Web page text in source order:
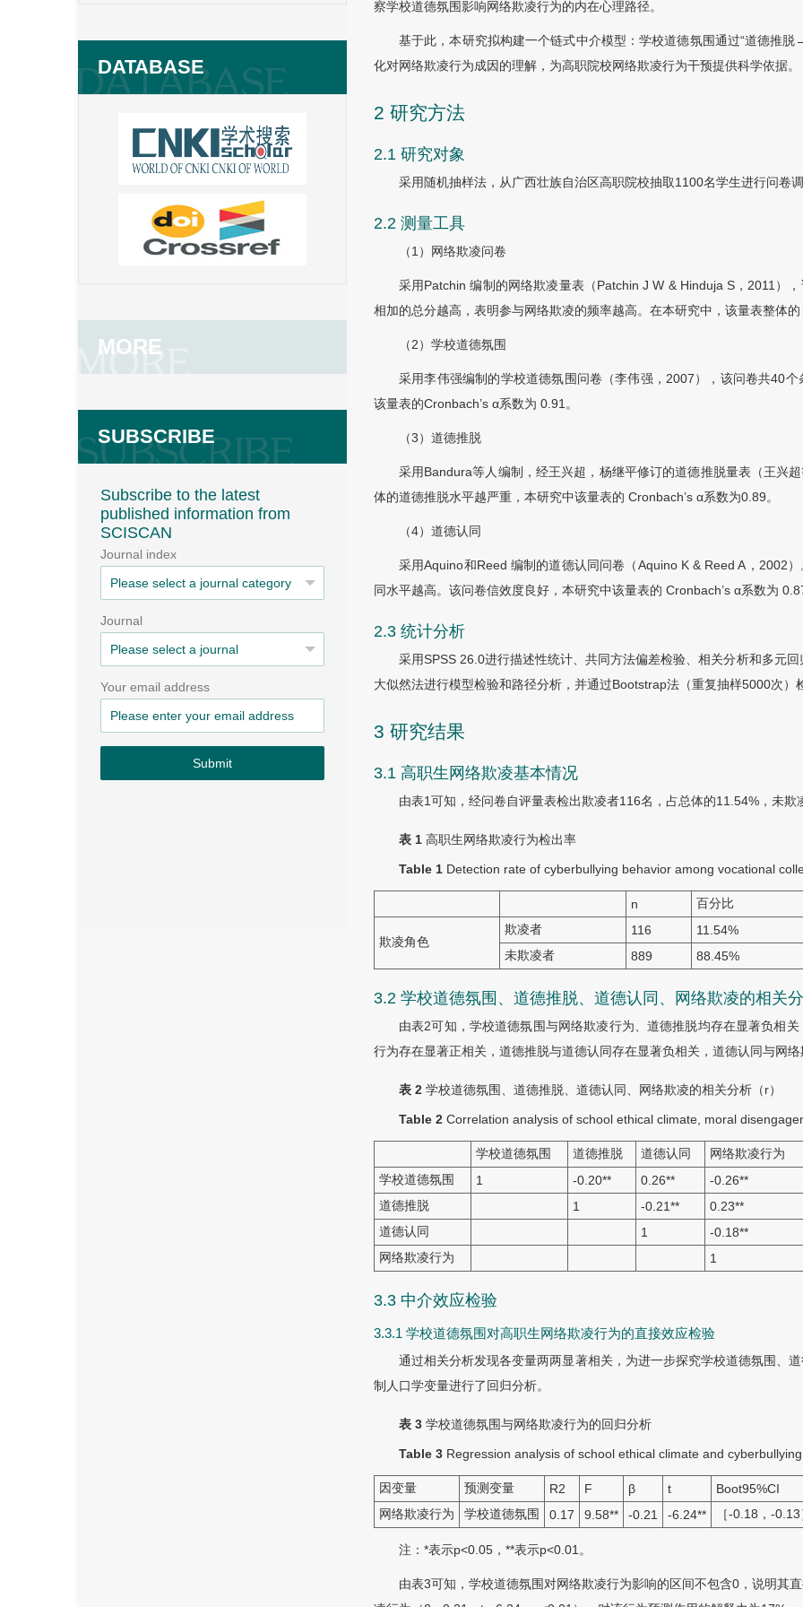
DATABASE
MORE
SUBSCRIBE
Subscribe to the latest
published information from
SCISCAN
Journal index
Journal
Your email address
Submit
察学校道德氛围影响网络欺凌行为的内在心理路径。
基于此，本研究拟构建一个链式中介模型：学校道德氛围通过“道德推
化对网络欺凌行为成因的理解，为高职院校网络欺凌行为干预提供科学依据。
2 研究方法
2.1 研究对象
采用随机抽样法，从广西壮族自治区高职院校抽取1100名学生进行问卷
2.2 测量工具
（1）网络欺凌问卷
采用Patchin 编制的网络欺凌量表（Patchin J W & Hinduja S，2011）
相加的总分越高，表明参与网络欺凌的频率越高。在本研究中，该量表整体
（2）学校道德氛围
采用李伟强编制的学校道德氛围问卷（李伟强，2007），该问卷共40
该量表的Cronbach’s α系数为 0.91。
（3）道德推脱
采用Bandura等人编制，经王兴超，杨继平修订的道德推脱量表（王兴
体的道德推脱水平越严重，本研究中该量表的 Cronbach’s α系数为0.89。
（4）道德认同
采用Aquino和Reed 编制的道德认同问卷（Aquino K & Reed A，2002
同水平越高。该问卷信效度良好，本研究中该量表的 Cronbach’s α系数为
2.3 统计分析
采用SPSS 26.0进行描述性统计、共同方法偏差检验、相关分析和多元
大似然法进行模型检验和路径分析，并通过Bootstrap法（重复抽样5000次）
3 研究结果
3.1 高职生网络欺凌基本情况
由表1可知，经问卷自评量表检出欺凌者116名，占总体的11.54%，未
表 1 高职生网络欺凌行为检出率
Table 1 Detection rate of cyberbullying behavior among vocational
n 百分比
欺凌角色
欺凌者 116
11.54%
未欺凌者
889 88.45%
3.2 学校道德氛围、道德推脱、道德认同、网络欺凌的相关
由表2可知，学校道德氛围与网络欺凌行为、道德推脱均存在显著负相
行为存在显著正相关，道德推脱与道德认同存在显著负相关，道德认同与网
表 2 学校道德氛围、道德推脱、道德认同、网络欺凌的相关分析（r）
Table 2 Correlation analysis of school ethical climate, moral
学校道德氛围 道德推脱 道德认同
网络欺凌行为
学校道德氛围
1 -0.20** 0.26** -0.26**
道德推脱
1 -0.21** 0.23**
道德认同
1 -0.18**
网络欺凌行为
1
3.3 中介效应检验
3.3.1 学校道德氛围对高职生网络欺凌行为的直接效应检验
通过相关分析发现各变量两两显著相关，为进一步探究学校道德氛围、
制人口学变量进行了回归分析。
表 3 学校道德氛围与网络欺凌行为的回归分析
Table 3 Regression analysis of school ethical climate and
因变量 预测变量 R2 F β t
Boot95%CI
网络欺凌行为
学校道德氛围 0.17 9.58** -0.21 -6.24** ［-0.18，-
注：*表示p<0.05，**表示p<0.01。
由表3可知，学校道德氛围对网络欺凌行为影响的区间不包含0，说明其